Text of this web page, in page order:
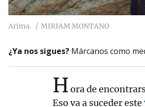
Arima. MIRIAM MONTANO
¿Ya nos sigues? Márcanos como
H ora de
Eso va a suceder este